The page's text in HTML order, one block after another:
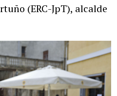
(ERC-JpT), alcalde